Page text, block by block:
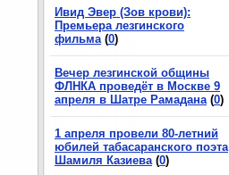
Ивид Эвер (Зов крови):
Премьера лезгинского
фильма (0)
Вечер лезгинской общины
ФЛНКА проведёт в Москве 9
апреля в Шатре Рамадана (0)
1 апреля провели 80-летний
юбилей табасаранского поэта
Шамиля Казиева (0)